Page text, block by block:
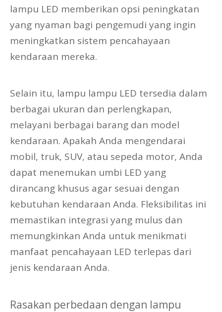
lampu LED memberikan opsi peningkatan
yang nyaman bagi pengemudi yang ingin
meningkatkan sistem pencahayaan
kendaraan mereka.
Selain itu, lampu lampu LED tersedia dalam
berbagai ukuran dan perlengkapan,
melayani berbagai barang dan model
kendaraan. Apakah Anda mengendarai
mobil, truk, SUV, atau sepeda motor, Anda
dapat menemukan umbi LED yang
dirancang khusus agar sesuai dengan
kebutuhan kendaraan Anda. Fleksibilitas ini
memastikan integrasi yang mulus dan
memungkinkan Anda untuk menikmati
manfaat pencahayaan LED terlepas dari
jenis kendaraan Anda.
Rasakan perbedaan dengan lampu